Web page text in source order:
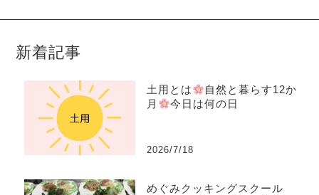
新着記事
土用とは
自然と暮らす12か
月
今日は何の日
2026/7/18
めぐみクッキングスクール